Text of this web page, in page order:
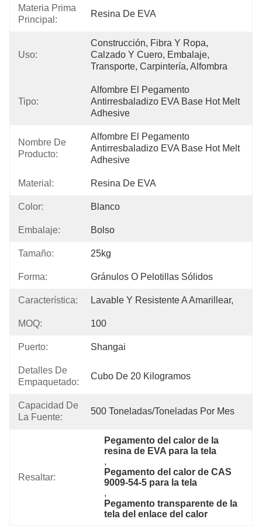
Materia Prima
Principal:
Resina De EVA
Uso:
Construcción, Fibra Y Ropa,
Calzado Y Cuero, Embalaje,
Transporte, Carpintería, Alfombra
Tipo:
Alfombre El Pegamento
Antirresbaladizo EVA Base Hot Melt
Adhesive
Nombre De
Producto:
Alfombre El Pegamento
Antirresbaladizo EVA Base Hot Melt
Adhesive
Material: Resina De EVA
Color: Blanco
Embalaje: Bolso
Tamaño: 25kg
Forma: Gránulos O Pelotillas Sólidos
Característica: Lavable Y Resistente A Amarillear,
MOQ: 100
Puerto: Shangai
Detalles De
Empaquetado:
Cubo De 20 Kilogramos
Capacidad De
La Fuente:
500 Toneladas/toneladas Por Mes
Resaltar:
Pegamento del calor de la
resina de EVA para la tela
,
Pegamento del calor de CAS
9009-54-5 para la tela
,
Pegamento transparente de la
tela del enlace del calor